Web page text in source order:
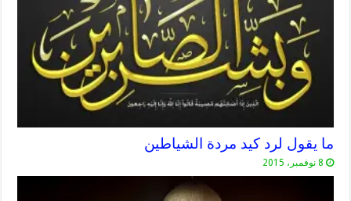
ما يقول لرد كيد مردة الشياطين
8 نوفمبر، 2015